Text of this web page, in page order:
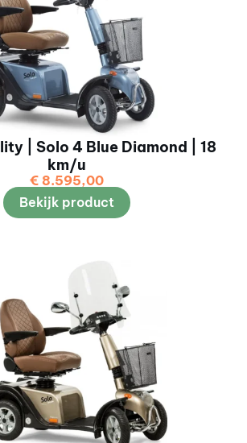
| Solo 4 Blue Diamond | 18
km/u
€ 8.595,00
Bekijk product